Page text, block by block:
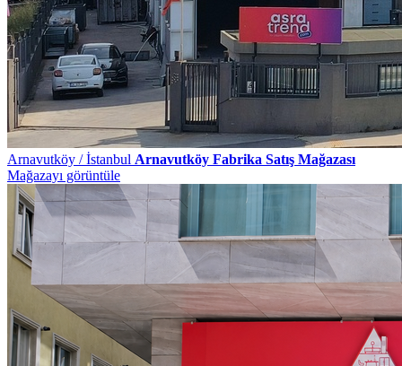
Arnavutköy / İstanbul Arnavutköy Fabrika Satış Mağazası
Mağazayı görüntüle